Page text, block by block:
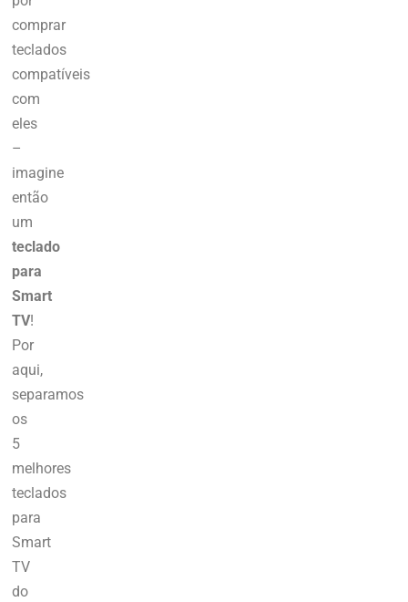
comprar
teclados
compatíveis
com
eles
–
imagine
então
um
teclado
para
Smart
TV!
Por
aqui,
separamos
os
5
melhores
teclados
para
Smart
TV
do